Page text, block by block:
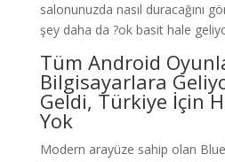
salonunuzda nasıl duracağını
şey daha da ?ok basit hale
Tüm Android
Bilgisayarlara
Geldi, Türkiye İçin
Yok
Modern arayüze sahip olan